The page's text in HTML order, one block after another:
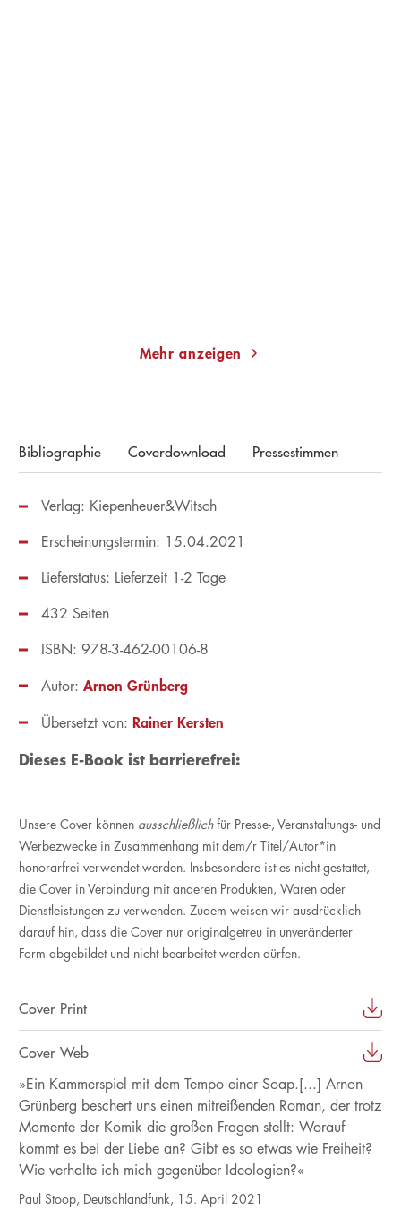
Mehr anzeigen
Bibliographie Coverdownload Pressestimmen
Verlag: Kiepenheuer&Witsch
Übersetzt von: Rainer Kersten
Erscheinungstermin: 15.04.2021
Lieferstatus: Lieferzeit 1-2 Tage
ISBN: 978-3-462-00106-8
432 Seiten
Autor: Arnon Grünberg
Dieses E-Book ist barrierefrei:
Unsere Cover können ausschließlichfür Presse-, Veranstaltungs- und
Werbezwecke in Zusammenhang mit dem/r Titel/Autor*in
honorarfrei verwendet werden. Insbesondere ist es nicht gestattet,
die Cover in Verbindung mit anderen Produkten, Waren oder
Dienstleistungen zu verwenden. Zudem weisen wir ausdrücklich
darauf hin, dass die Cover nur originalgetreu in unveränderter
Form abgebildet und nicht bearbeitet werden dürfen.
Cover Print
Cover Web
»Ein Kammerspiel mit dem Tempo einer Soap.[...] Arnon
Grünberg beschert uns einen mitreißenden Roman, der trotz
Momente der Komik die großen Fragen stellt: Worauf
kommt es bei der Liebe an? Gibt es so etwas wie Freiheit?
Wie verhalte ich mich gegenüber Ideologien?«
Paul Stoop, Deutschlandfunk, 15. April 2021